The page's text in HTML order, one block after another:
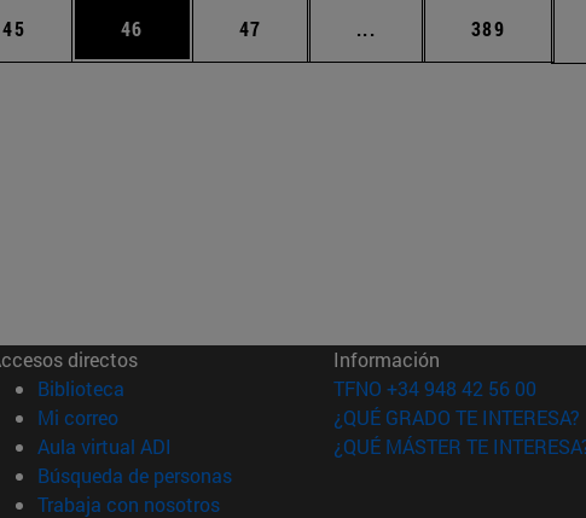
Use TAB para desplazarse.
Página
45 Página
46 Página
47 ... Páginas intermedias
Página
389
directos
Biblioteca (abre en nueva ventana)
Mi correo(abre en nueva ventana)
Aula virtual ADI (abre en nueva ventana)
Búsqueda de personas(abre en nueva ventana)
Trabaja con nosotros(abre en nueva ventana)
Información
TFNO +34 948 42 56 00
¿QUÉ GRADO TE INTERESA?
¿QUÉ MÁSTER TE